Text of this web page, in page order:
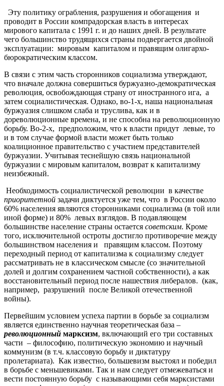
Эту политику ограбления, разрушения и обогащения и
проводит в России компрадорская власть в интересах
мирового капитала с 1991 г. и до наших дней. В результате
чего большинство трудящихся страны подвергается двойной
эксплуатации: мировым капиталом и правящим олигархо-
бюрократическим классом.
В связи с этим часть сторонников социализма утверждают,
что вначале должна совершиться буржуазно-демократическая
революция, освобождающая страну от иностранного ига, а
затем социалистическая. Однако, во-1-х, наша национальная
буржуазия слишком слаба и труслива, как и в
дореволюционные времена, и не способна на революционную
борьбу. Во-2-х, предположим, что к власти придут левые, то
и в том случае формой власти может быть только
коалиционное правительство с участием представителей
буржуазии. Учитывая теснейшую связь национальной
буржуазии с мировым капиталом, возврат к капитализму
неизбежный.
Необходимость социалистической революции в качестве
приоритетной задачи диктуется уже тем, что в России около
60% населения являются сторонниками социализма (в той или
иной форме) и 80% левых взглядов. В подавляющем
большинстве население страны остается советским. Кроме
того, исключительной остроты достигло противоречие между
большинством населения и правящим классом. Поэтому
переходный период от капитализма к социализму следует
рассматривать не в классическом смысле (со значительной
долей и долгим сохранением частной собственности), а как
восстановительный период после нашествия либералов. (как,
например, разрушений после Великой отечественной
войны).
Первейшим условием успеха партии в борьбе за социализм
является единственно научная теоретическая база –
революционный марксизм, включающий его три составных
части – философию, политическую экономию и научный
коммунизм (в т.ч. классовую борьбу и диктатуру
пролетариата). Как известно, большевизм выстоял и победил
в борьбе с меньшевиками. Так и нам следует отмежеваться и
вести постоянную борьбу с называющими себя марксистами